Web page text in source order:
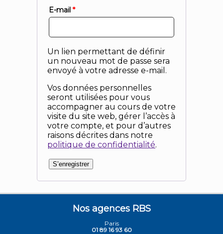
E-mail *
Un lien permettant de définir
un nouveau mot de passe sera
envoyé à votre adresse e-mail.
Vos données personnelles
seront utilisées pour vous
accompagner au cours de votre
visite du site web, gérer l’accès à
votre compte, et pour d’autres
raisons décrites dans notre
politique de confidentialité.
S’enregistrer
Nos agences RBS
Paris
01 89 16 93 60